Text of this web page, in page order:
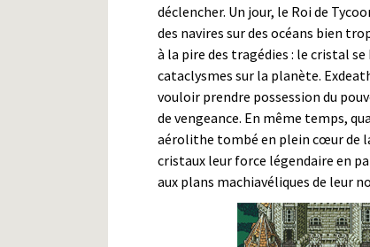
déclencher. Un jour, le Roi de
des navires sur des océans bien
à la pire des tragédies : le cristal
cataclysmes sur la planète.
vouloir prendre possession du
de vengeance. En même temps,
aérolithe tombé en plein cœur de
cristaux leur force légendaire en
aux plans machiavéliques de leur